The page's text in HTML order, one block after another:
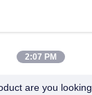
2:07 PM
are you looking